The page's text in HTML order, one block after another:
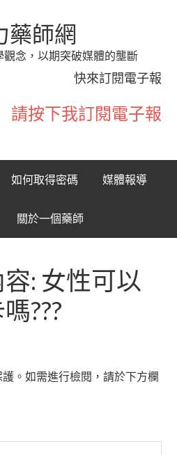
藥師網
念，以期突破媒體的壟斷
快來訂閱電子報
請按下我訂閱電子報
如何取得密碼 媒體報導
關於一個藥師
: 女性可以
???
。如需進行檢閱，請於下方欄